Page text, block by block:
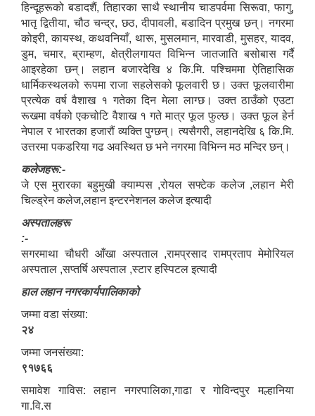
हिन्दूहरूको बडादशैं, तिहारका साथै स्थानीय चाडपर्वमा सिरूवा, फागु,
भातृ द्वितीया, चौठ चन्द्र, छठ, दीपावली, बडादिन प्रमुख छन्। नगरमा
कोइरी, कायस्थ, कथवनियाँ, थारू, मुसलमान, मारवाडी, मुसहर, यादव,
डुम, चमार, ब्राम्हण, क्षेत्रीलगायत विभिन्न जातजाति बसोबास गर्दै
आइरहेका छन्। लहान बजारदेखि ४ कि.मि. पश्चिममा ऐतिहासिक
धार्मिकस्थलको रूपमा राजा सहलेसको फूलवारी छ। उक्त फूलवारीमा
प्रत्येक वर्ष वैशाख १ गतेका दिन मेला लाग्छ। उक्त ठाउँको एउटा
रूखमा वर्षको एकचोटि वैशाख १ गते मात्र फूल फुल्छ। उक्त फूल हेर्न
नेपाल र भारतका हजारौं व्यक्ति पुग्छन्। त्यसैगरी, लहानदेखि ६ कि.मि.
उत्तरमा पकडरिया गढ अवस्थित छ भने नगरमा विभिन्न मठ मन्दिर छन्।
कलेजहरू:-
जे एस मुरारका बहुमुखी क्याम्पस ,रोयल सफ्टेक कलेज ,लहान मेरी
चिल्ड्रेन कलेज,लहान इन्टरनेशनल कलेज इत्यादी
अस्पतालहरू
:-
सगरमाथा चौधरी आँखा अस्पताल ,रामप्रसाद रामप्रताप मेमोरियल
अस्पताल ,सप्तर्षि अस्पताल ,स्टार हस्पिटल इत्यादी
हाल लहान नगरकार्यपालिकाको
जम्मा वडा संख्या:
२४
जम्मा जनसंख्या:
९१७६६
समावेश गाविस: लहान नगरपालिका,गाढा र गोविन्दपुर मल्हानिया
गा.वि.स